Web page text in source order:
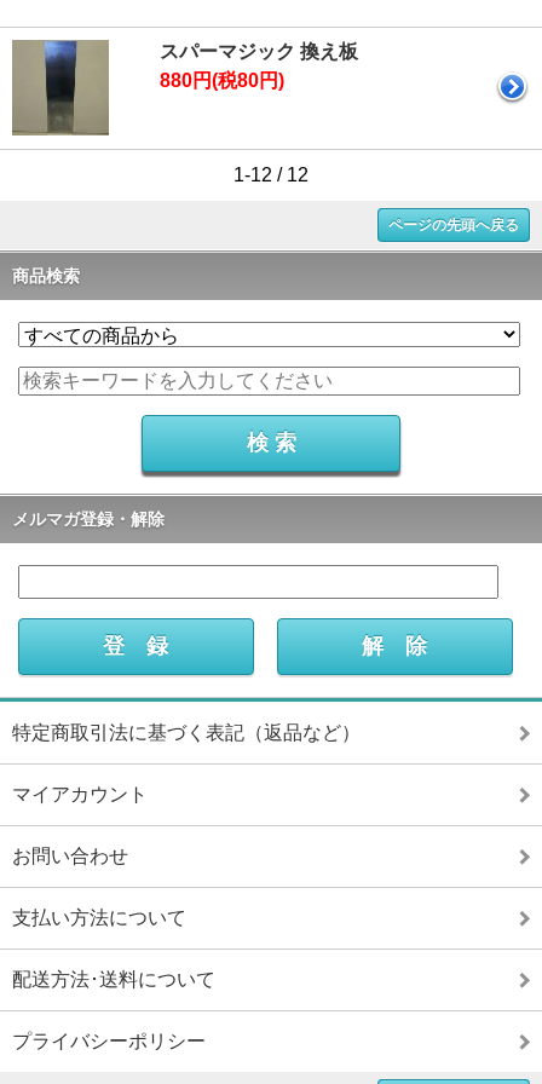
スパーマジック 換え板
880円(税80円)
1-12 / 12
ページの先頭へ戻る
商品検索
メルマガ登録・解除
特定商取引法に基づく表記（返品など）
マイアカウント
お問い合わせ
支払い方法について
配送方法･送料について
プライバシーポリシー